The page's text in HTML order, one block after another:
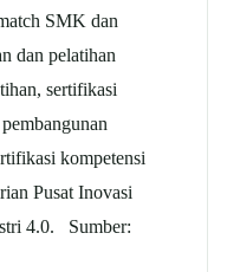
SMK dan
dan pelatihan
sertifikasi
kompetensi
Pusat Inovasi
4.0. Sumber: